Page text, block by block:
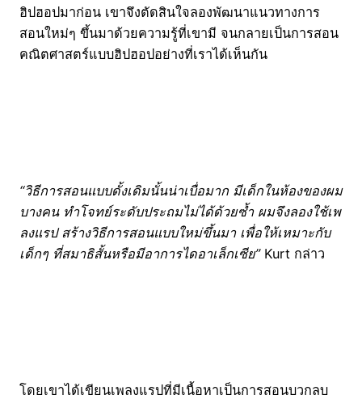
ฮิปฮอปมาก่อน เขาจึงตัดสินใจลองพัฒนาแนวทางการ
สอนใหม่ๆ ขึ้นมาด้วยความรู้ที่เขามี จนกลายเป็นการสอน
คณิตศาสตร์แบบฮิปฮอปอย่างที่เราได้เห็นกัน
“วิธีการสอนแบบดั้งเดิมนั้นน่าเบื่อมาก มีเด็กในห้องของผม
บางคน ทำโจทย์ระดับประถมไม่ได้ด้วยซ้ำ ผมจึงลองใช้เพ
ลงแรป สร้างวิธีการสอนแบบใหม่ขึ้นมา เพื่อให้เหมาะกับ
เด็กๆ ที่สมาธิสั้นหรือมีอาการไดอาเล็กเซีย”Kurt กล่าว
โดยเขาได้เขียนเพลงแรปที่มีเนื้อหาเป็นการสอนบวกลบ